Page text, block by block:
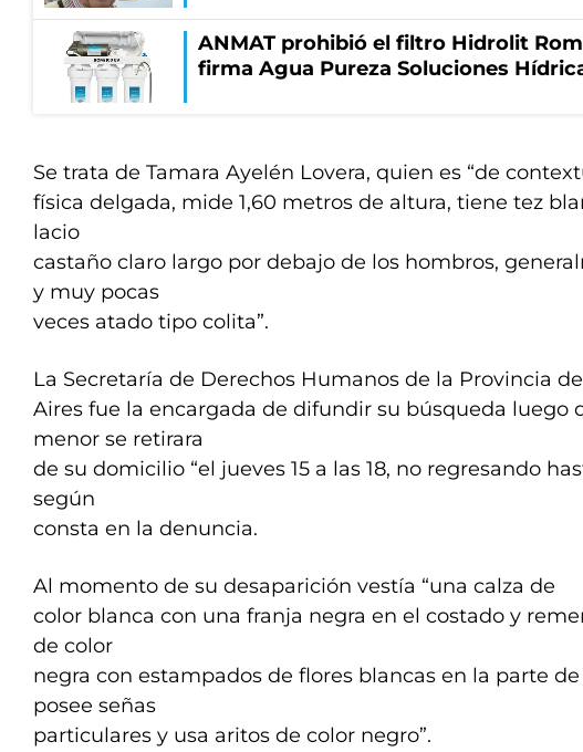
ANMAT prohibió el filtro Hidrolit
firma Agua Pureza Soluciones
Se trata de Tamara Ayelén Lovera, quien es “de
física delgada, mide 1,60 metros de altura, tiene tez
lacio
castaño claro largo por debajo de los hombros,
y muy pocas
veces atado tipo colita”.
La Secretaría de Derechos Humanos de la Provincia
Aires fue la encargada de difundir su búsqueda luego
menor se retirara
de su domicilio “el jueves 15 a las 18, no regresando
según
consta en la denuncia.
Al momento de su desaparición vestía “una calza de
color blanca con una franja negra en el costado y
de color
negra con estampados de flores blancas en la parte
posee señas
particulares y usa aritos de color negro”.